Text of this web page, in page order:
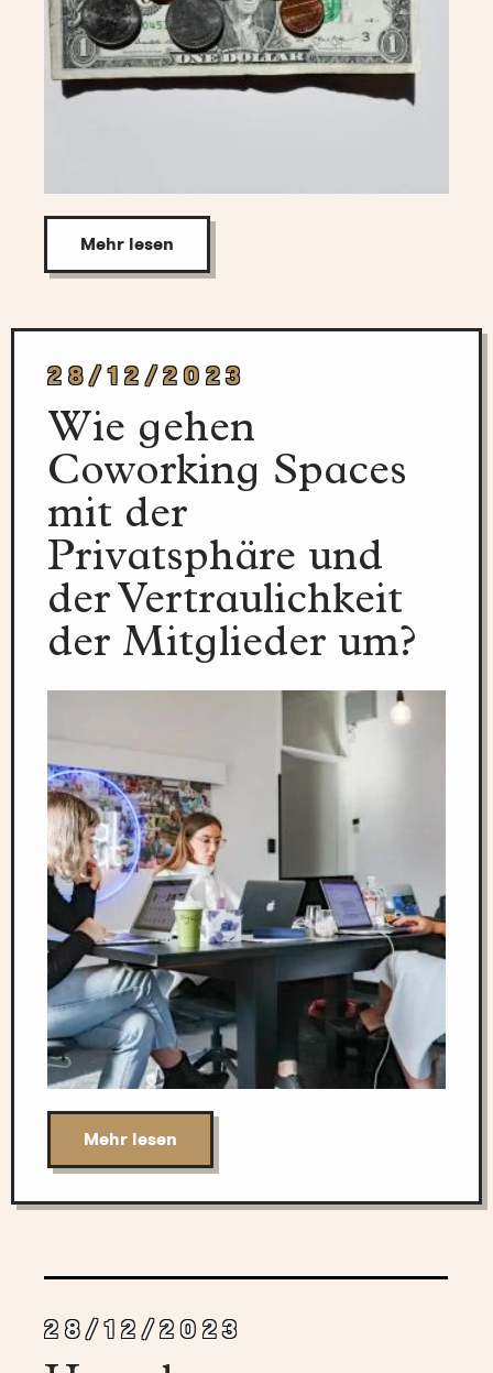
Mehr lesen
28/12/2023
Wie gehen
Coworking Spaces
mit der
Privatsphäre und
der Vertraulichkeit
der Mitglieder um?
Mehr lesen
28/12/2023